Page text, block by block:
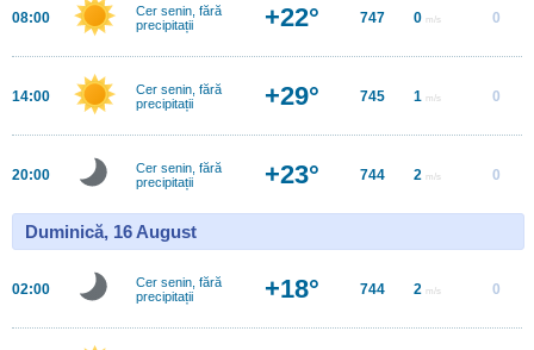
08:00
Cer senin, fără
precipitații
+22° 747 0 m/s 0
14:00
Cer senin, fără
precipitații
+29° 745 1 m/s 0
20:00
Cer senin, fără
precipitații
+23° 744 2 m/s 0
Duminică, 16 August
02:00
Cer senin, fără
precipitații
+18° 744 2 m/s 0